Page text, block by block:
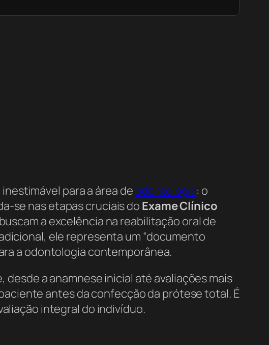
para a área deodontologia: o
se nas etapas cruciais do Exame Clínico
a excelência na reabilitação oral de
ele representa um “documento
a odontologia contemporânea.
a anamnese inicial até avaliações mais
antes da confecção da prótese total. É
integral do indivíduo.